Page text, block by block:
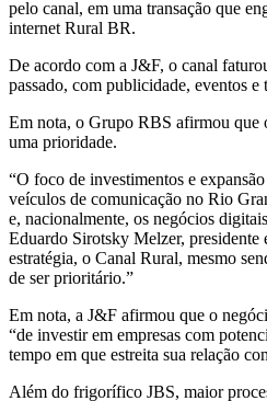
Rural
por
R$
40
milhões
pelo canal, em uma transação que
internet Rural BR.
De acordo com a J&F, o canal
passado, com publicidade, eventos e
Em nota, o Grupo RBS afirmou que
uma prioridade.
“O foco de investimentos e
veículos de comunicação no Rio
e, nacionalmente, os negócios
Eduardo Sirotsky Melzer, presidente
estratégia, o Canal Rural, mesmo
de ser prioritário.”
Em nota, a J&F afirmou que o
“de investir em empresas com
tempo em que estreita sua relação
Além do frigorífico JBS, maior